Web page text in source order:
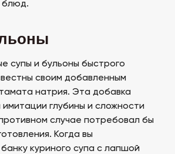
блюд.
супы и бульоны быстрого
своим добавленным
натрия. Эта добавка
имитации глубины и сложности
случае потребовал бы
Когда вы
куриного супа с лапшой